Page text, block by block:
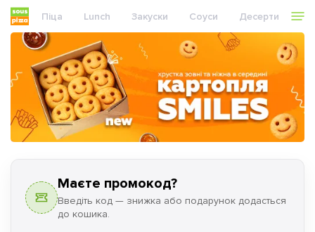
Піца Lunch Закуски Соуси Десерти
Маєте промокод?
Введіть код — знижка або подарунок додасться
до кошика.